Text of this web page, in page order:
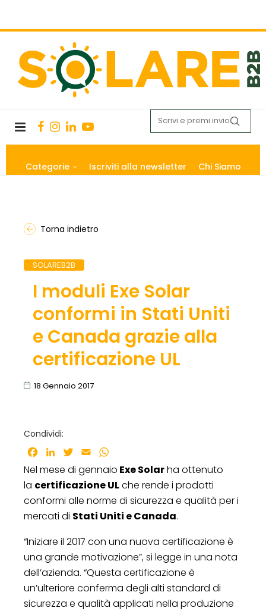
Categorie Iscriviti alla newsletter Chi Siamo
Torna indietro
SOLAREB2B
I moduli Exe Solar
conformi in Stati Uniti
e Canada grazie alla
certificazione UL
18 Gennaio 2017
Condividi:
Facebook
LinkedInTwitter
Email
Nel mese di gennaio Exe Solarha ottenuto
la certificazione ULche rende i prodotti
conformi alle norme di sicurezza e qualità per i
mercati di Stati Uniti e Canada.
“Iniziare il 2017 con una nuova certificazione è
una grande motivazione”, si legge in una nota
dell’azienda. “Questa certificazione è
un’ulteriore conferma degli alti standard di
sicurezza e qualità applicati nella produzione